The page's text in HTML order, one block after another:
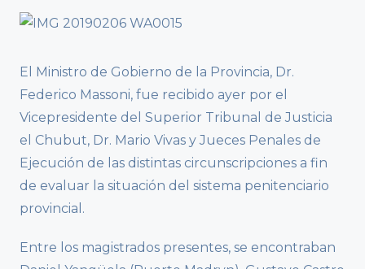
El Ministro de Gobierno de la Provincia, Dr.
Federico Massoni, fue recibido ayer por el
Vicepresidente del Superior Tribunal de Justicia
el Chubut, Dr. Mario Vivas y Jueces Penales de
Ejecución de las distintas circunscripciones a fin
de evaluar la situación del sistema penitenciario
provincial.
Entre los magistrados presentes, se encontraban